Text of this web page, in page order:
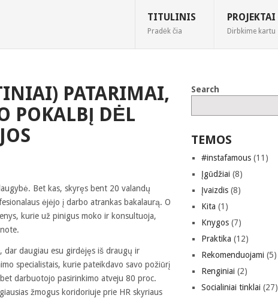
TITULINIS
Pradėk čia
PROJEKTAI
Dirbkime kartu
PATARIMAI,
POKALBĮ DĖL
Bet kas, skyręs bent 20 valandų
ėjėjo į darbo atrankas bakalaurą. O
kurie už pinigus moko ir konsultuoja,
dar daugiau esu girdėjęs iš draugų ir
specialistais, kurie pateikdavo savo požiūrį
darbuotojo pasirinkimo atveju 80 proc.
žmogus koridoriuje prie HR skyriaus
Search
TEMOS
#instafamous (11)
Įgūdžiai (8)
Įvaizdis (8)
Kita (1)
Knygos (7)
Praktika (12)
Rekomenduojami (5)
Renginiai (2)
Socialiniai tinklai (27)